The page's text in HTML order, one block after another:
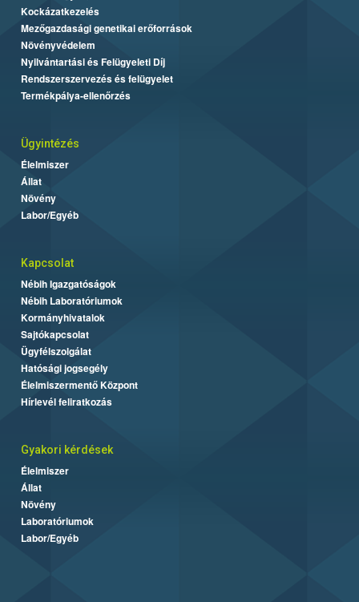
Kockázatkezelés
Mezőgazdasági genetikai erőforrások
Növényvédelem
Nyilvántartási és Felügyeleti Díj
Rendszerszervezés és felügyelet
Termékpálya-ellenőrzés
Ügyintézés
Élelmiszer
Állat
Növény
Labor/Egyéb
Kapcsolat
Nébih Igazgatóságok
Nébih Laboratóriumok
Kormányhivatalok
Sajtókapcsolat
Ügyfélszolgálat
Hatósági jogsegély
Élelmiszermentő Központ
Hírlevél feliratkozás
Gyakori kérdések
Élelmiszer
Állat
Növény
Laboratóriumok
Labor/Egyéb